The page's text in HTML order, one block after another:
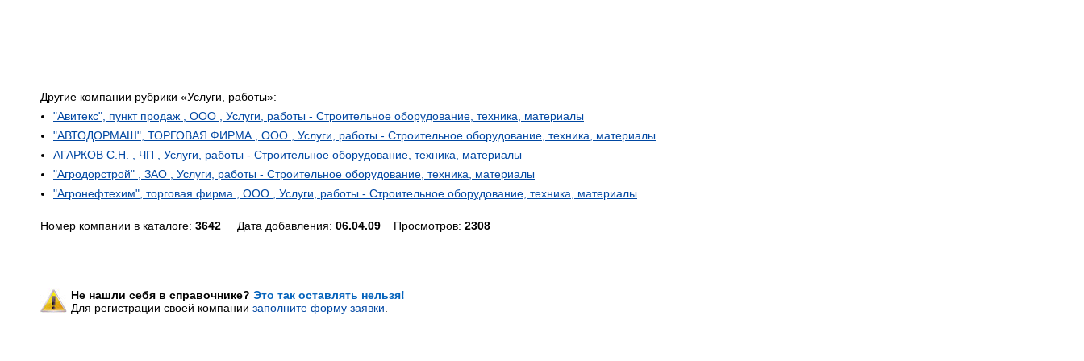
Другие компании рубрики «Услуги, работы»:
"Авитекс", пункт продаж , ООО , Услуги, работы - Строительное оборудование, техника, материалы
"АВТОДОРМАШ", ТОРГОВАЯ ФИРМА , ООО , Услуги, работы - Строительное оборудование, техника, материалы
АГАРКОВ С.Н. , ЧП , Услуги, работы - Строительное оборудование, техника, материалы
"Агродорстрой" , ЗАО , Услуги, работы - Строительное оборудование, техника, материалы
"Агронефтехим", торговая фирма , ООО , Услуги, работы - Строительное оборудование, техника, материалы
Номер компании в каталоге: 3642 Дата добавления: 06.04.09 Просмотров: 2308
Не нашли себя в справочнике? Это так оставлять нельзя!
Для регистрации своей компании заполните форму заявки